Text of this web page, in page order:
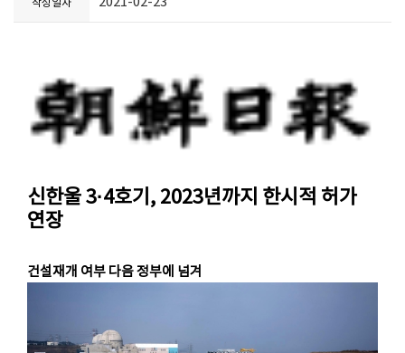
작성일자
신한울 3·4호기, 2023년까지 한시적 허가
연장
건설재개 여부 다음 정부에 넘겨